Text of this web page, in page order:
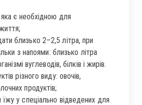
є необхідною для
близько 2–2,5 літра, при
з напоями: близько літра
вуглеводів, білків і жирів.
різного виду: овочів,
продуктів;
у спеціально відведених для